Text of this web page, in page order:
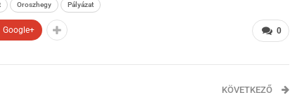
Oroszhegy Pályázat
0
Google+
KÖVETKEZŐ